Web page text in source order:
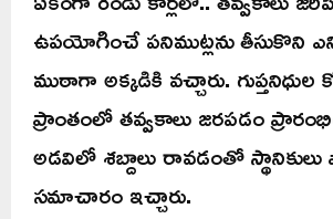
ఉపయోగించే పనిముట్లను తీసుకొని
ముఠాగా అక్కడికి వచ్చారు.
ప్రాంతంలో తవ్వకాలు జరపడం
అడవిలో శబ్దాలు రావడంతో స్థానికులు
సమాచారం ఇచ్చారు.